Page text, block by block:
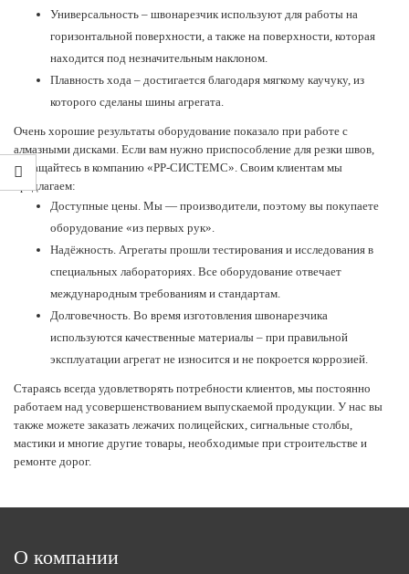
Универсальность – швонарезчик используют для работы на
горизонтальной поверхности, а также на поверхности, которая
находится под незначительным наклоном.
Плавность хода – достигается благодаря мягкому каучуку, из
которого сделаны шины агрегата.
Очень хорошие результаты оборудование показало при работе с
алмазными дисками. Если вам нужно приспособление для резки швов,
обращайтесь в компанию «РР-СИСТЕМС». Своим клиентам мы
предлагаем:
Доступные цены. Мы — производители, поэтому вы покупаете
оборудование «из первых рук».
Надёжность. Агрегаты прошли тестирования и исследования в
специальных лабораториях. Все оборудование отвечает
международным требованиям и стандартам.
Долговечность. Во время изготовления швонарезчика
используются качественные материалы – при правильной
эксплуатации агрегат не износится и не покроется коррозией.
Стараясь всегда удовлетворять потребности клиентов, мы постоянно
работаем над усовершенствованием выпускаемой продукции. У нас вы
также можете заказать лежачих полицейских, сигнальные столбы,
мастики и многие другие товары, необходимые при строительстве и
ремонте дорог.
О компании